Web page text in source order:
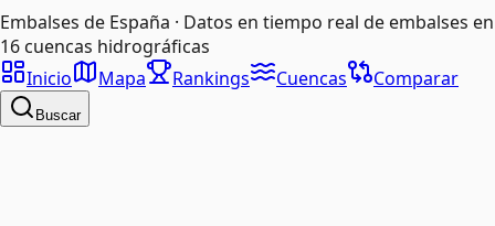
Embalses de España · Datos en tiempo real de embalses en
16 cuencas hidrográficas
Inicio
Mapa Rankings Cuencas Comparar
Buscar